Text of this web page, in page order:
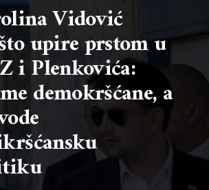
Vidović
upire prstom u
i Plenkovića:
demokršćane, a